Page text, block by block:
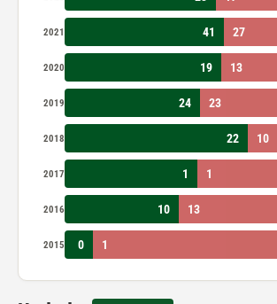
2021 41 27
2020 19 13
2019 24 23
2018 22 10
2017 1 1
2016 10 13
2015 0 1